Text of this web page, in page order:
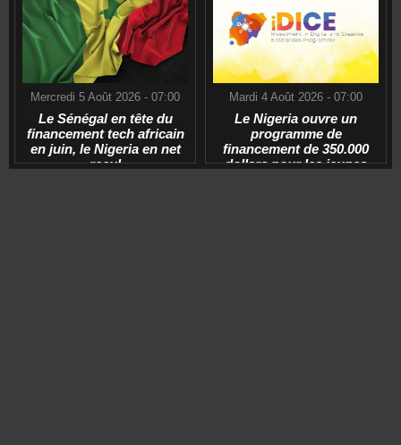
Mercredi 5 Août 2026 - 07:00
Le Sénégal en tête du
financement tech africain
en juin, le Nigeria en net
recul
Mardi 4 Août 2026 - 07:00
Le Nigeria ouvre un
programme de
financement de 350.000
dollars pour les jeunes